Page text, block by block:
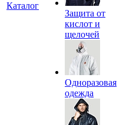
Каталог
Защита от
кислот и
щелочей
Одноразовая
одежда